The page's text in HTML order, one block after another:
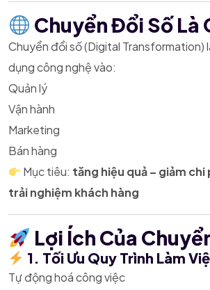
Chuyển Đổi Số Là
Chuyển đổi số (Digital Transformation)
dụng công nghệ vào:
Quản lý
Vận hành
Marketing
Bán hàng
Mục tiêu: tăng hiệu quả – giảm chi
trải nghiệm khách hàng
Lợi Ích Của
1. Tối Ưu Quy Trình Làm
Tự động hoá công việc